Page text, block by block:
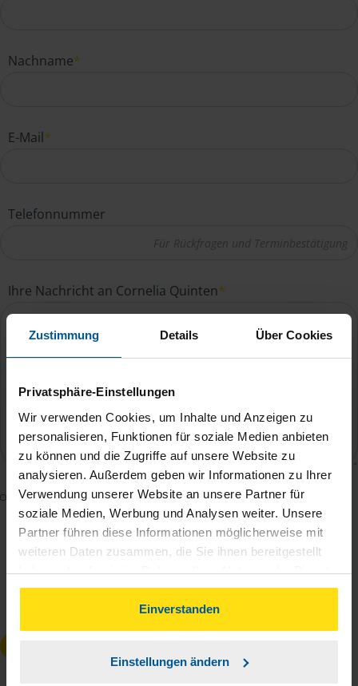
Zustimmung Details Über Cookies
Privatsphäre-Einstellungen
Wir verwenden Cookies, um Inhalte und Anzeigen zu
personalisieren, Funktionen für soziale Medien anbieten
zu können und die Zugriffe auf unsere Website zu
analysieren. Außerdem geben wir Informationen zu Ihrer
Verwendung unserer Website an unsere Partner für
soziale Medien, Werbung und Analysen weiter. Unsere
Partner führen diese Informationen möglicherweise mit
weiteren Daten zusammen, die Sie ihnen bereitgestellt
haben oder die sie im Rahmen Ihrer Nutzung der Dienste
gesammelt haben. Indem Sie auf Einverstanden klicken,
können Sie der Verwendung von Cookies, gemäß
unserer➔ Datenschutzrichtliniezustimmen.
Einverstanden
Einstellungen ändern
Nachname*
E-Mail*
Telefonnummer
Ihre Nachricht an Cornelia Quinten*
Mit dem Absenden des Kontaktformulars erkläre ich
mich damit einverstanden, dass meine Daten zur
Bearbeitung meines Anliegens sowie zur internen
Analyse der Zugriffsquelle verwendet werden.
DieDatenschutzbestimmungenhabe ich zur
Kenntnis genommen.*